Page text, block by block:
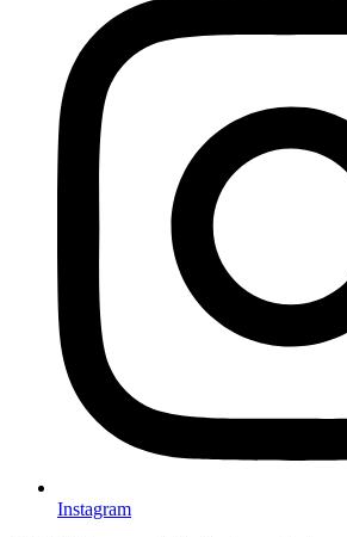
Instagram